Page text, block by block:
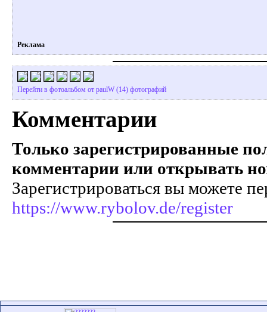
Реклама
Перейти в фотоальбом от paulW (14) фотографий
Комментарии
Только зарегистрированные
комментарии или открывать
Зарегистрироваться вы можете
https://www.rybolov.de/register